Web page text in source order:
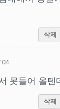
삭제
못들어 올텐
삭제